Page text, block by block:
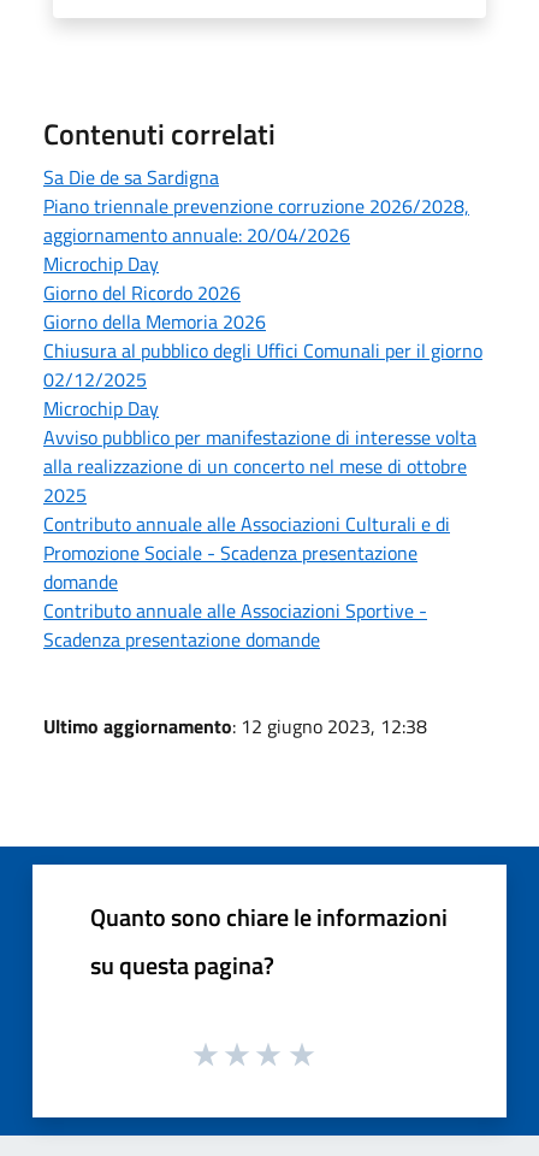
Contenuti correlati
Sa Die de sa Sardigna
Piano triennale prevenzione corruzione 2026/2028,
aggiornamento annuale: 20/04/2026
Microchip Day
Giorno del Ricordo 2026
Giorno della Memoria 2026
Chiusura al pubblico degli Uffici Comunali per il giorno
02/12/2025
Microchip Day
Avviso pubblico per manifestazione di interesse volta
alla realizzazione di un concerto nel mese di ottobre
2025
Contributo annuale alle Associazioni Culturali e di
Promozione Sociale - Scadenza presentazione
domande
Contributo annuale alle Associazioni Sportive -
Scadenza presentazione domande
Ultimo aggiornamento: 12 giugno 2023, 12:38
Quanto sono chiare le informazioni
su questa pagina?